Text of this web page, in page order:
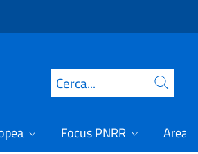
Cerca
Focus PNRR Area